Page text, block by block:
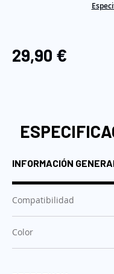
29,90 €
INFORMACIÓN
Compatibilidad
Color